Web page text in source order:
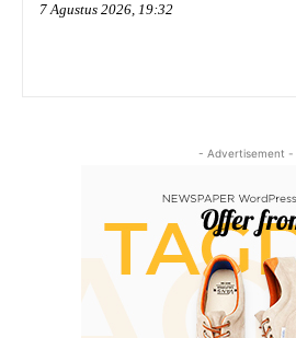
7 Agustus 2026, 19:32
- Advertisement -